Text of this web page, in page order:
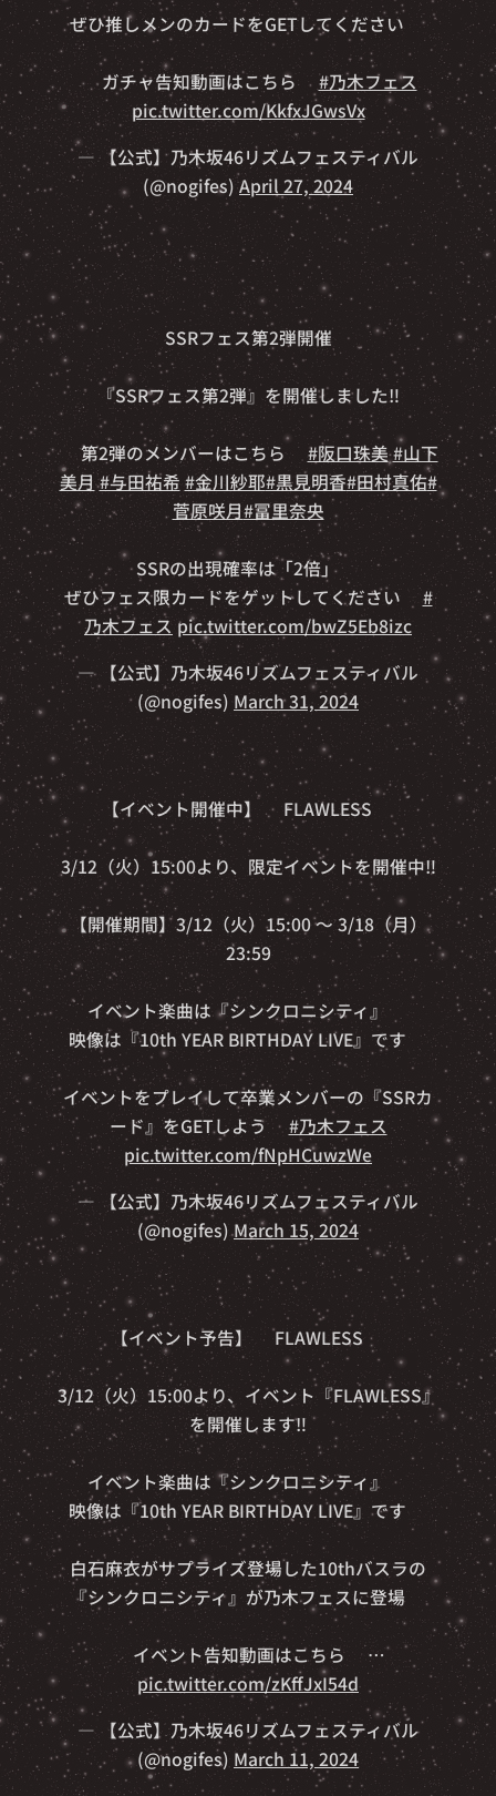
ぜひ推しメンのカードをGETしてください✨
⏬ガチャ告知動画はこちら⏬ #乃木フェス
pic.twitter.com/KkfxJGwsVx
— 【公式】乃木坂46リズムフェスティバル
(@nogifes)April 27, 2024
✨🎊SSRフェス第2弾開催🎊✨
『SSRフェス第2弾』を開催しました‼️
👇第2弾のメンバーはこちら👇 #阪口珠美 #山下
美月#与田祐希 #金川紗耶#黒見明香#田村真佑#
菅原咲月#冨里奈央
SSRの出現確率は「2倍」🎶
ぜひフェス限カードをゲットしてください🎉#
乃木フェス pic.twitter.com/bwZ5Eb8izc
— 【公式】乃木坂46リズムフェスティバル
(@nogifes) March 31, 2024
【イベント開催中】👑FLAWLESS👑
3/12（火）15:00より、限定イベントを開催中‼️
【開催期間】3/12（火）15:00 ～ 3/18（月）
23:59
イベント楽曲は『シンクロニシティ』🎵
映像は『10th YEAR BIRTHDAY LIVE』です🎥
イベントをプレイして卒業メンバーの『SSRカ
ード』をGETしよう✨ #乃木フェス
pic.twitter.com/fNpHCuwzWe
— 【公式】乃木坂46リズムフェスティバル
(@nogifes)March 15, 2024
【イベント予告】👑FLAWLESS👑
3/12（火）15:00より、イベント『FLAWLESS』
を開催します‼️
イベント楽曲は『シンクロニシティ』🎵
映像は『10th YEAR BIRTHDAY LIVE』です🎥
白石麻衣がサプライズ登場した10thバスラの
『シンクロニシティ』が乃木フェスに登場✨
⏬イベント告知動画はこちら⏬…
pic.twitter.com/zKffJxI54d
— 【公式】乃木坂46リズムフェスティバル
(@nogifes) March 11, 2024